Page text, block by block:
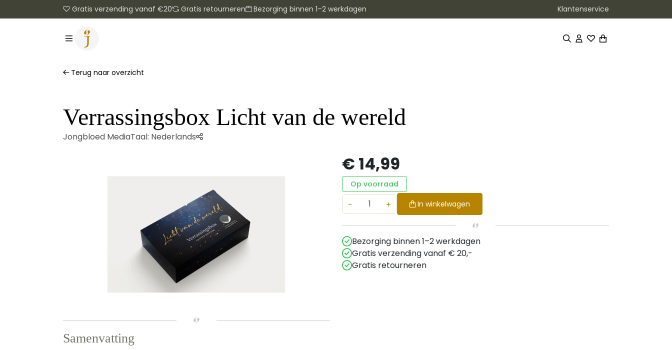
Gratis verzending vanaf €20 Gratis retourneren Bezorging binnen 1–2 werkdagen Klantenservice
Terug naar overzicht
Verrassingsbox Licht van de wereld
Jongbloed MediaTaal: Nederlands
Samenvatting
€ 14,99
Op voorraad
− + In winkelwagen
Bezorging binnen 1–2 werkdagen
Gratis verzending vanaf € 20,-
Gratis retourneren